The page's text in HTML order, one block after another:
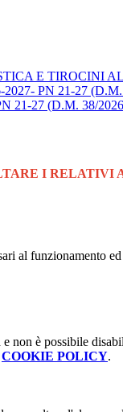
E TIROCINI
PN 21-27
21-27 (D.M. 38/
I RELATIVI
al funzionamento
non è possibile
COOKIE POLICY.